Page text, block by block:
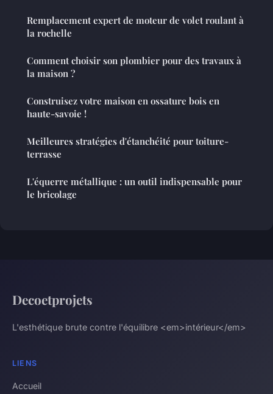
Remplacement expert de moteur de volet roulant à
la rochelle
Comment choisir son plombier pour des travaux à
la maison ?
Construisez votre maison en ossature bois en
haute-savoie !
Meilleures stratégies d'étanchéité pour toiture-
terrasse
L'équerre métallique : un outil indispensable pour
le bricolage
Decoetprojets
L'esthétique brute contre l'équilibre <em>intérieur</em>
LIENS
Accueil